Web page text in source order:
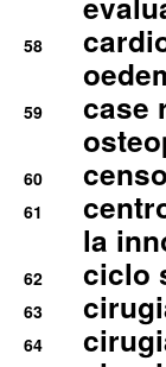
58
59
case
60
61
la
62 ciclo
63
64